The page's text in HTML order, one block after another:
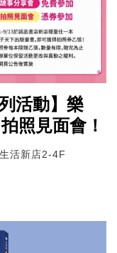
活動】樂
照見面會！
活新店2-4F